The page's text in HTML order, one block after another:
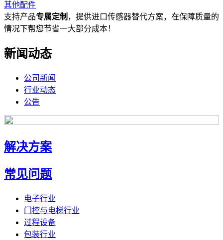
其他配件
支持产品专属定制 ，提供进口传感器替代方案，在保障质量的
情况下帮您节省一大部分成本！
新闻动态
公司新闻
行业动态
公告
解决方案
常见问题
电子行业
门控与电梯行业
过程设备
包装行业